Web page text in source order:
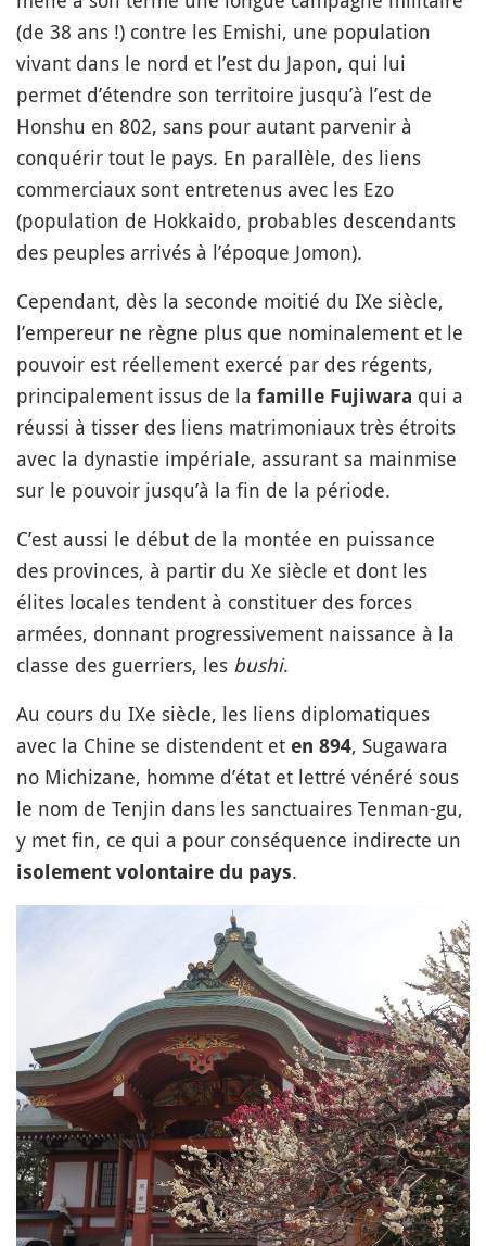
(de 38 ans !) contre les Emishi, une population
vivant dans le nord et l’est du Japon, qui lui
permet d’étendre son territoire jusqu’à l’est de
Honshu en 802, sans pour autant parvenir à
conquérir tout le pays. En parallèle, des liens
commerciaux sont entretenus avec les Ezo
(population de Hokkaido, probables descendants
des peuples arrivés à l’époque Jomon).
Cependant, dès la seconde moitié du IXe siècle,
l’empereur ne règne plus que nominalement et le
pouvoir est réellement exercé par des régents,
principalement issus de la famille Fujiwara qui a
réussi à tisser des liens matrimoniaux très étroits
avec la dynastie impériale, assurant sa mainmise
sur le pouvoir jusqu’à la fin de la période.
C’est aussi le début de la montée en puissance
des provinces, à partir du Xe siècle et dont les
élites locales tendent à constituer des forces
armées, donnant progressivement naissance à la
classe des guerriers, les bushi.
Au cours du IXe siècle, les liens diplomatiques
avec la Chine se distendent et en 894, Sugawara
no Michizane, homme d’état et lettré vénéré sous
le nom de Tenjin dans les sanctuaires Tenman-gu,
y met fin, ce qui a pour conséquence indirecte un
isolement volontaire du pays.